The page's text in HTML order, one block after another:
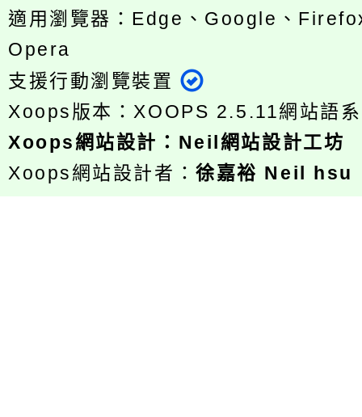
適用瀏覽器：Edge、Google、
Opera
支援行動瀏覽裝置
Xoops版本：XOOPS 2.5.11網站語
Xoops網站設計 ： Neil網站設計工坊
Xoops網站設計者：徐嘉裕 Neil hsu